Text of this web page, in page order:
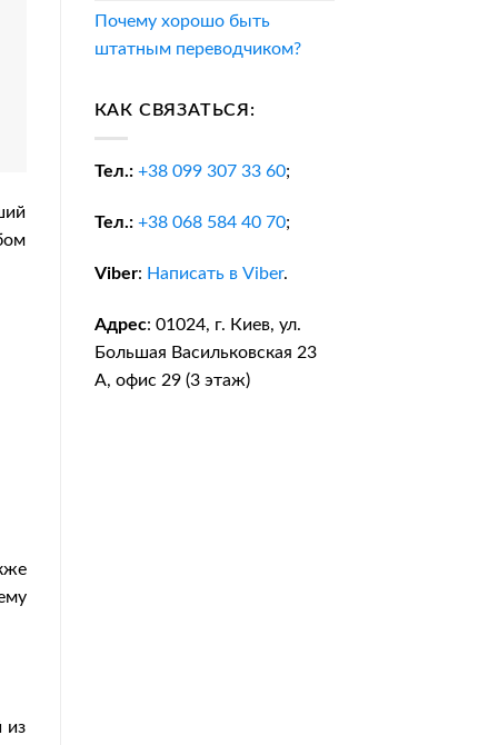
из
Почему хорошо быть
штатным переводчиком?
КАК СВЯЗАТЬСЯ:
Тел.: +38 099 307 33 60;
Тел.: +38 068 584 40 70;
Viber: Написать в Viber.
Адрес: 01024, г. Киев, ул.
Большая Васильковская 23
А, офис 29 (3 этаж)